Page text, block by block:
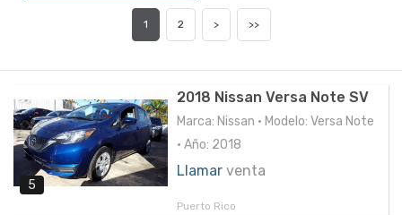
1 2 > >>
5
2018 Nissan Versa Note SV
Marca: Nissan • Modelo: Versa Note
• Año: 2018
Llamar venta
Puerto Rico